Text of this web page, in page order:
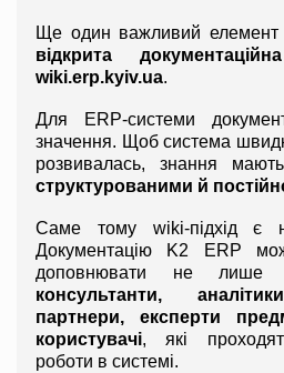
відкрита
wiki.erp.kyiv.ua.
Для ERP-системи
значення. Щоб система
розвивалась, знання
структурованими й
Саме тому wiki-підхід є
Документацію K2 ERP
консультанти,
партнери, експерти
користувачі, які
роботи в системі.